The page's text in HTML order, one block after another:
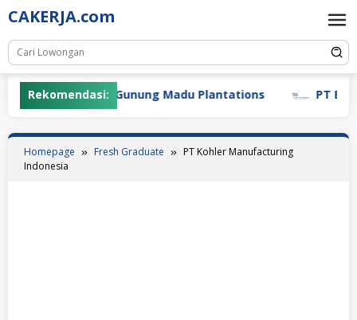
Skip
to
content
CAKERJA.com
Rekomendasi:PT Gunung Madu Plantations PT
Homepage Fresh Graduate
PT Kohler Manufacturing
Indonesia